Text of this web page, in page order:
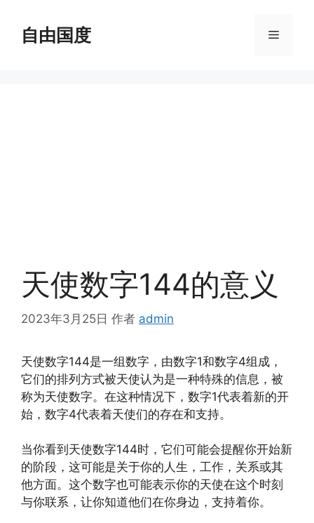
自由国度 菜
天使数字144的意义
2023年3月25日 作者 admin
天使数字144是一组数字，由数字1和数字4组成，
它们的排列方式被天使认为是一种特殊的信息，被
称为天使数字。在这种情况下，数字1代表着新的开
始，数字4代表着天使们的存在和支持。
当你看到天使数字144时，它们可能会提醒你开始新
的阶段，这可能是关于你的人生，工作，关系或其
他方面。这个数字也可能表示你的天使在这个时刻
与你联系，让你知道他们在你身边，支持着你。